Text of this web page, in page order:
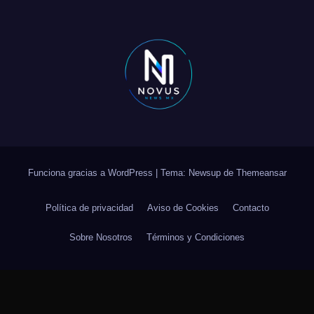
Funciona gracias a WordPress Tema: Newsup de Themeansar
Política de privacidad Aviso de Cookies Contacto
Sobre Nosotros Términos y Condiciones